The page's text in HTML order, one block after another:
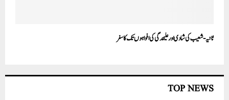
ثانیہ-شعیب کی شادی اورعلیحدگی کی افواہوں تک کا سفر
TOP NEWS